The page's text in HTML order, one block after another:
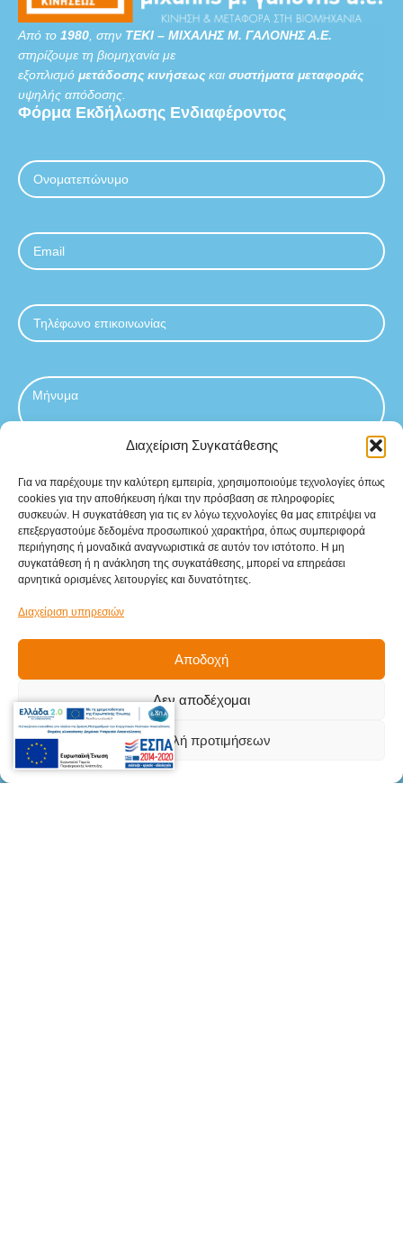
Διαχείριση Συγκατάθεσης
Για να παρέχουμε την καλύτερη εμπειρία, χρησιμοποιούμε τεχνολογίες όπως
cookies για την αποθήκευση ή/και την πρόσβαση σε πληροφορίες
συσκευών. Η συγκατάθεση για τις εν λόγω τεχνολογίες θα μας επιτρέψει να
επεξεργαστούμε δεδομένα προσωπικού χαρακτήρα, όπως συμπεριφορά
περιήγησης ή μοναδικά αναγνωριστικά σε αυτόν τον ιστότοπο. Η μη
συγκατάθεση ή η ανάκληση της συγκατάθεσης, μπορεί να επηρεάσει
αρνητικά ορισμένες λειτουργίες και δυνατότητες.
Διαχείριση υπηρεσιών
Αποδοχή
Δεν αποδέχομαι
Προβολή προτιμήσεων
Από το 1980 , στην ΤΕΚΙ – ΜΙΧΑΛΗΣ Μ. ΓΑΛΟΝΗΣ Α.Ε.
στηρίζουμε τη βιομηχανία με
εξοπλισμό μετάδοσης κινήσεως και συστήματα μεταφοράς
υψηλής απόδοσης.
Φόρμα Εκδήλωσης Ενδιαφέροντος
Sitemap
Αρχική
Υπηρεσίες
Βιομηχανικοί κλάδοι
Επικοινωνία
Στοιχεία Επικοινωνίας
Γληνού Δημήτριου 5Β, Μενεμένη,